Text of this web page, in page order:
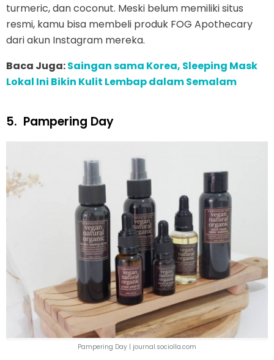
turmeric, dan coconut. Meski belum memiliki situs
resmi, kamu bisa membeli produk FOG Apothecary
dari akun Instagram mereka.
Baca Juga:Saingan sama Korea, Sleeping Mask
Lokal Ini Bikin Kulit Lembap dalam Semalam
5. Pampering Day
Pampering Day | journal.sociolla.com